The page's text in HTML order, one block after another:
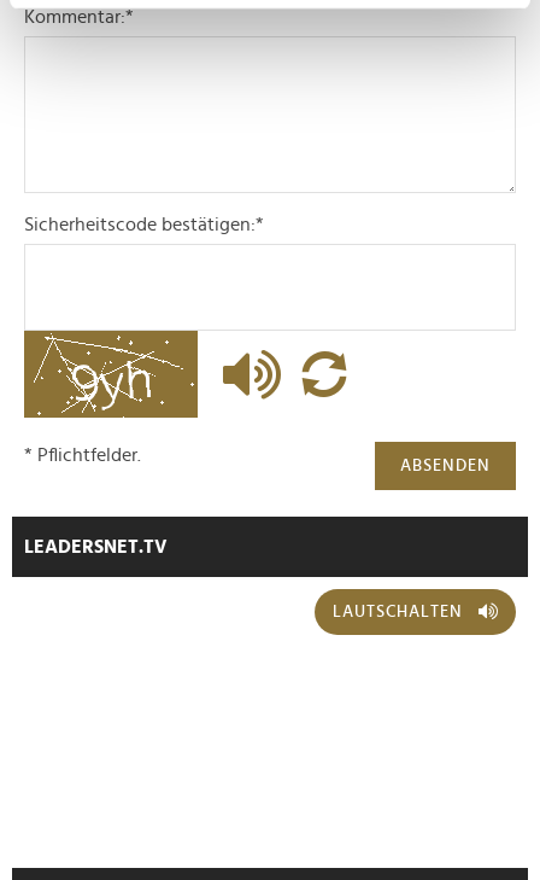
bestimmten Merkmalen (Fingerprinting) identifizieren
zu können und die Zugriffe auf unsere Website zu
soziale Medien, Werbung und Analysen weiter. Unsere
Partner führen diese Informationen möglicherweise mit
weiteren Daten zusammen, die Sie ihnen bereitgestellt
haben oder die sie im Rahmen Ihrer Nutzung der Dienste
Kommentar:*
Sicherheitscode bestätigen:*
ABSENDEN
* Pflichtfelder.
LEADERSNET.TV
LAUTSCHALTEN